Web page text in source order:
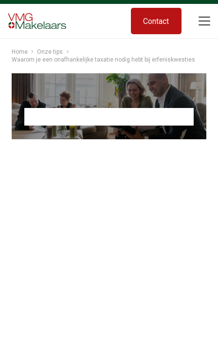
Contact
Home
Onze tips
Waarom je een onafhankelijke taxatie nodig hebt bij erfeniskwesties